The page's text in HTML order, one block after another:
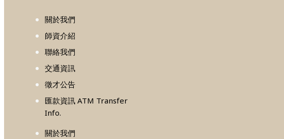
關於我們
師資介紹
聯絡我們
交通資訊
徵才公告
匯款資訊 ATM Transfer
Info.
關於我們